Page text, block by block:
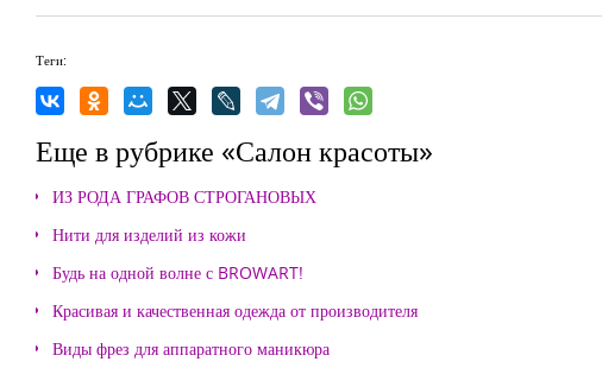
Теги:
Еще в рубрике «Салон красоты»
ИЗ РОДА ГРАФОВ СТРОГАНОВЫХ
Нити для изделий из кожи
Будь на одной волне с BROWART!
Красивая и качественная одежда от производителя
Виды фрез для аппаратного маникюра